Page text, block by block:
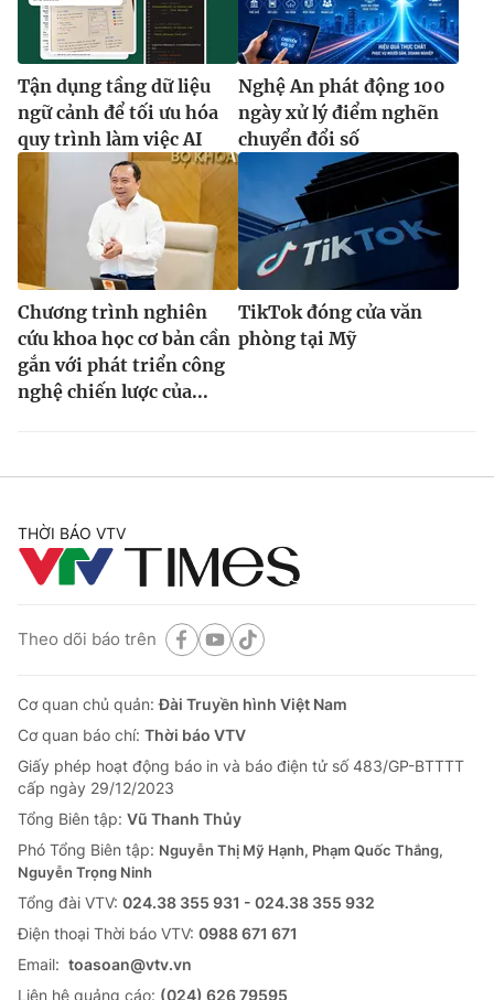
Tận dụng tầng dữ liệu
ngữ cảnh để tối ưu hóa
quy trình làm việc AI
Nghệ An phát động 100
ngày xử lý điểm nghẽn
chuyển đổi số
Chương trình nghiên
cứu khoa học cơ bản cần
gắn với phát triển công
nghệ chiến lược của...
TikTok đóng cửa văn
phòng tại Mỹ
THỜI BÁO VTV
Theo dõi báo trên
Cơ quan chủ quản:Đài Truyền hình Việt Nam
Cơ quan báo chí: Thời báo VTV
Giấy phép hoạt động báo in và báo điện tử số 483/GP-BTTTT
cấp ngày 29/12/2023
Tổng Biên tập: Vũ Thanh Thủy
Phó Tổng Biên tập: Nguyễn Thị Mỹ Hạnh, Phạm Quốc Thắng,
Nguyễn Trọng Ninh
Tổng đài VTV: 024.38 355 931 - 024.38 355 932
Ðiện thoại Thời báo VTV: 0988 671 671
Email: toasoan@vtv.vn
Liên hệ quảng cáo: (024) 626 79595